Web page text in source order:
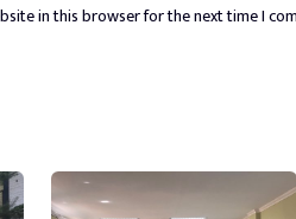
in this browser for the next time I